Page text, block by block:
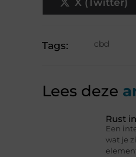
Tags: cbd
Lees deze
Rust
Een
wat je